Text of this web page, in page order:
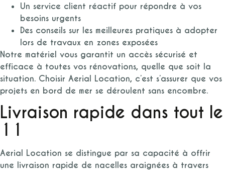
Un service client réactif pour répondre à vos
besoins urgents
Des conseils sur les meilleures pratiques à adopter
lors de travaux en zones exposées
Notre matériel vous garantit un accès sécurisé et
efficace à toutes vos rénovations, quelle que soit la
situation. Choisir Aerial Location, c’est s’assurer que vos
projets en bord de mer se déroulent sans encombre.
Livraison rapide dans tout le
11
Aerial Location se distingue par sa capacité à offrir
une livraison rapide de nacelles araignées à travers